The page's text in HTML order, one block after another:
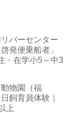
バーセンター
発便乗船者」
・在学小5～中3
物園（福
飼育員体験｜
上